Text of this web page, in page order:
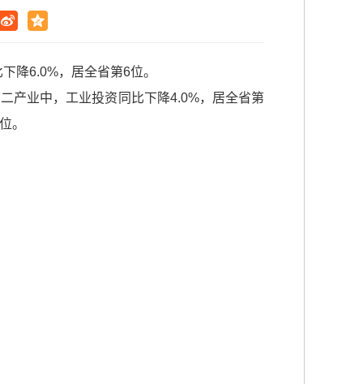
降6.0%，居全省第6位。
产业中，工业投资同比下降4.0%，居全省第
。